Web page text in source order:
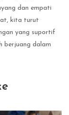
dan empati
kita turut
yang suportif
berjuang dalam